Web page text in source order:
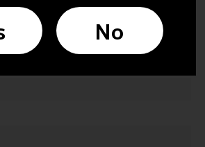
No
のご購入はコチラから